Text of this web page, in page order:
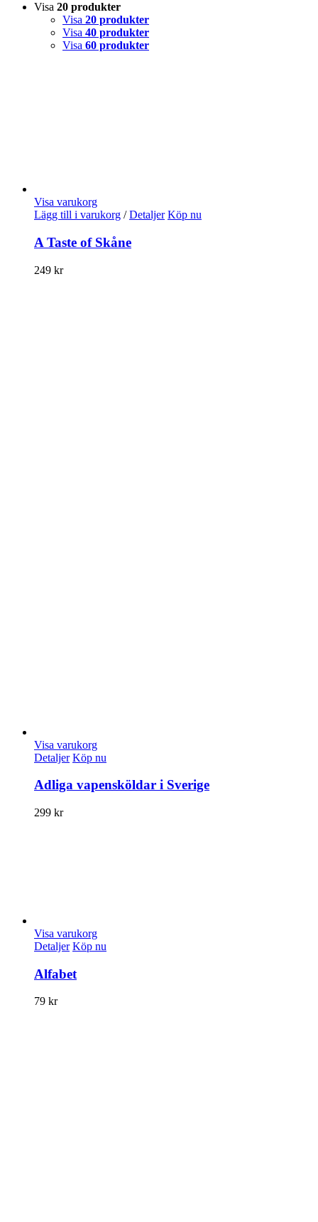
Visa 20 produkter
Visa 20 produkter
Visa 40 produkter
Visa 60 produkter
Visa varukorg
Lägg till i varukorg / Detaljer Köp nu
A Taste of Skåne
249 kr
Visa varukorg
Detaljer Köp nu
Adliga vapensköldar i Sverige
299 kr
Visa varukorg
Detaljer Köp nu
Alfabet
79 kr